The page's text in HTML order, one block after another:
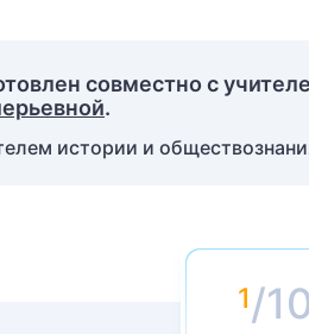
совместно с
.
истории и
/